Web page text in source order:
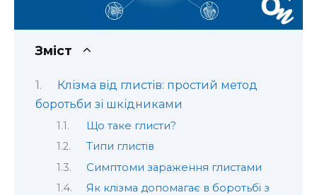
Зміст
Клізма від глистів: простий метод
боротьби зі шкідниками
Що таке глисти?
Типи глистів
Симптоми зараження глистами
Як клізма допомагає в боротьбі з